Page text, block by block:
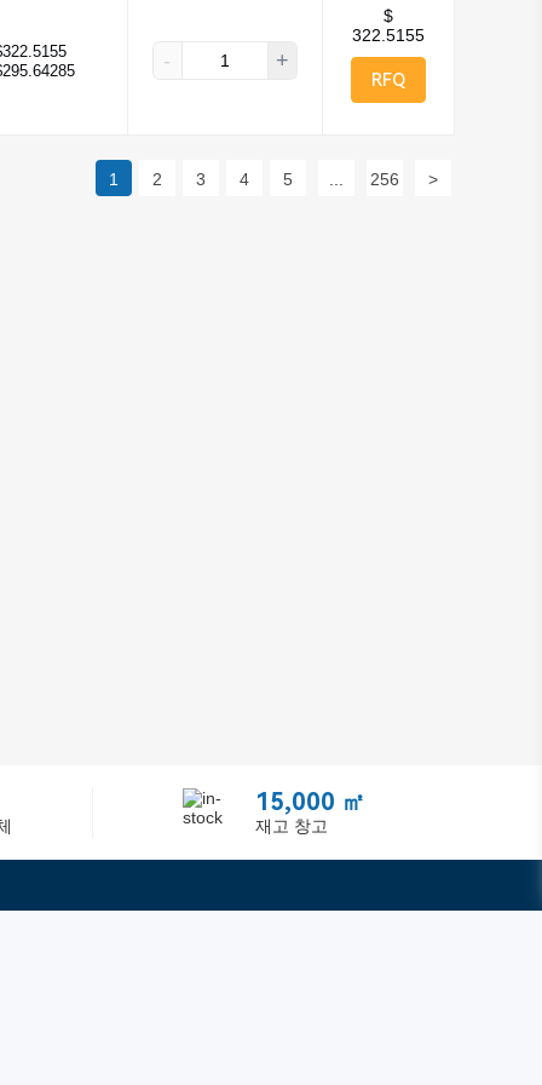
- +
$
322.5155
RFQ
1 2 3 4 5 256 >
15,000 ㎡
재고 창고